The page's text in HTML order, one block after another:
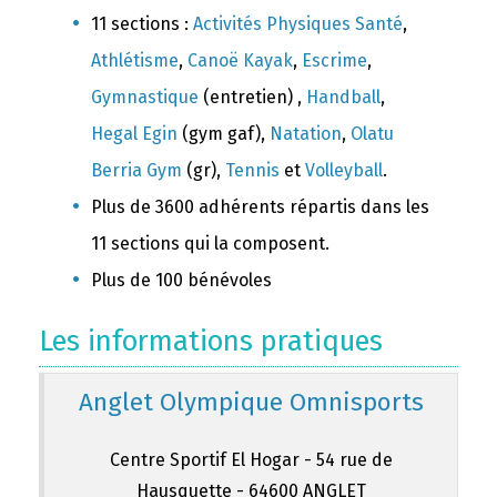
11 sections : Activités Physiques Santé,
Athlétisme, Canoë Kayak, Escrime,
Gymnastique (entretien) , Handball,
Hegal Egin (gym gaf), Natation, Olatu
Berria Gym (gr), Tennis et Volleyball.
Plus de 3600 adhérents répartis dans les
11 sections qui la composent.
Plus de 100 bénévoles
Les informations pratiques
Anglet Olympique Omnisports
Centre Sportif El Hogar - 54 rue de
Hausquette - 64600 ANGLET